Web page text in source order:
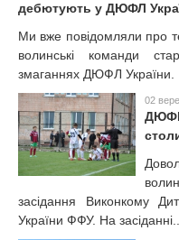
дебютують у ДЮФЛ
Ми вже повідомляли про
волинські команди
змаганнях ДЮФЛ
02
засідання Виконкому
України ФФУ. На